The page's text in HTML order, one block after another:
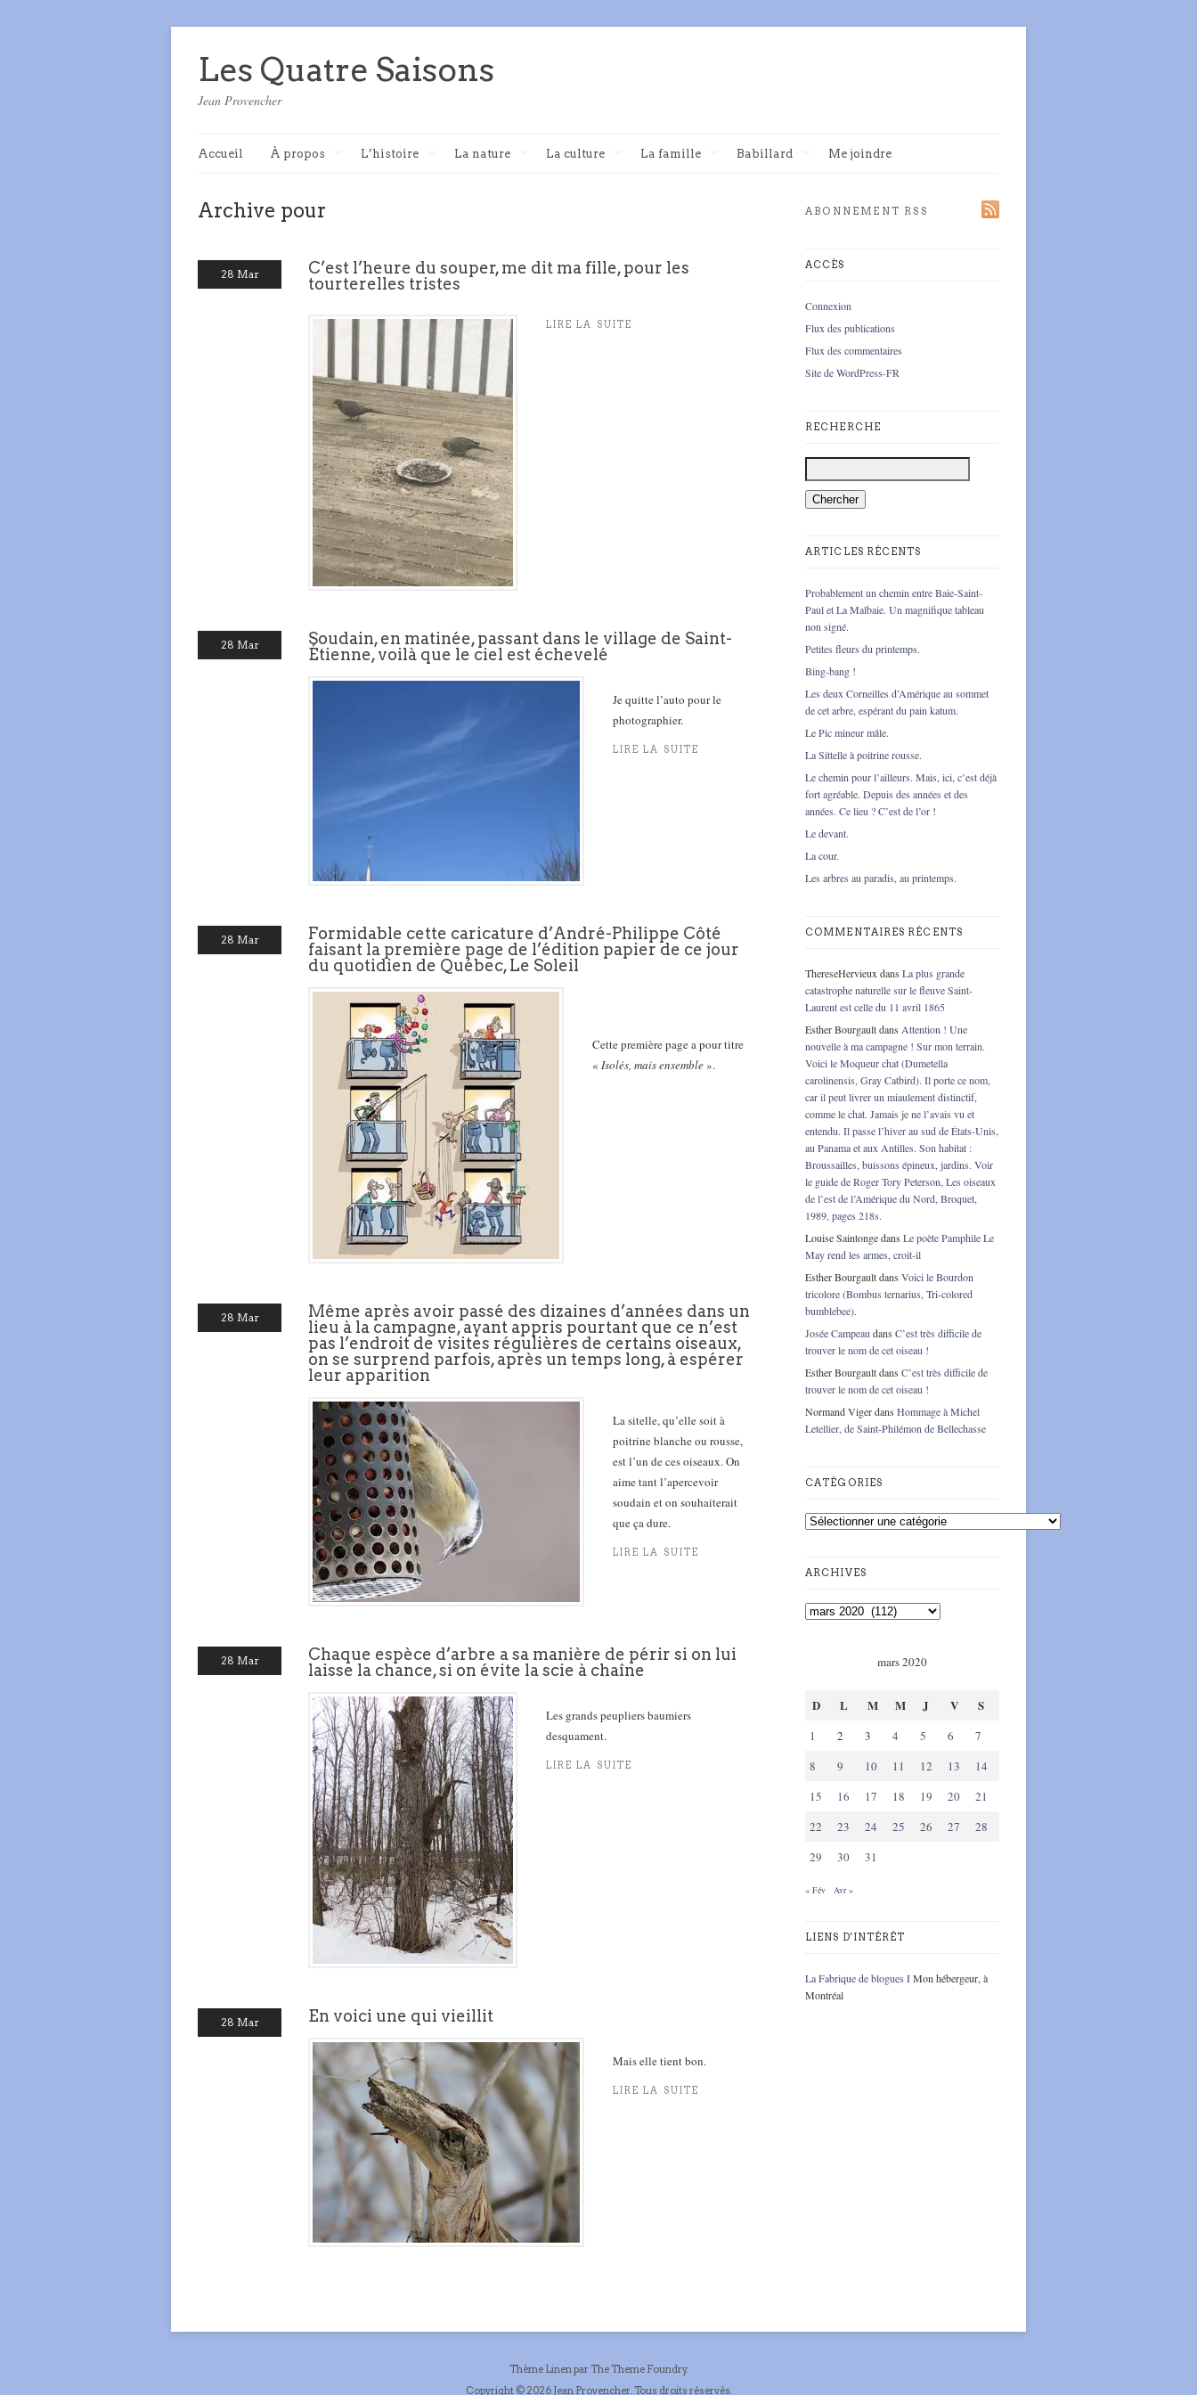
Les Quatre Saisons
Jean Provencher
Accueil À propos L’histoire La nature La culture La famille Babillard Me joindre
Archive pour
28 Mar
C’est l’heure du souper, me dit ma fille, pour les
tourterelles tristes
LIRE LA SUITE
28 Mar
Soudain, en matinée, passant dans le village de Saint-
Étienne, voilà que le ciel est échevelé
Je quitte l’auto pour le
photographier.
LIRE LA SUITE
28 Mar
Formidable cette caricature d’André-Philippe Côté
faisant la première page de l’édition papier de ce jour
du quotidien de Québec, Le Soleil
Cette première page a pour titre
« Isolés, mais ensemble».
28 Mar
Même après avoir passé des dizaines d’années dans un
lieu à la campagne, ayant appris pourtant que ce n’est
pas l’endroit de visites régulières de certains oiseaux,
on se surprend parfois, après un temps long, à espérer
leur apparition
La sitelle, qu’elle soit à
poitrine blanche ou rousse,
est l’un de ces oiseaux. On
aime tant l’apercevoir
soudain et on souhaiterait
que ça dure.
LIRE LA SUITE
28 Mar
Chaque espèce d’arbre a sa manière de périr si on lui
laisse la chance, si on évite la scie à chaîne
Les grands peupliers baumiers
desquament.
LIRE LA SUITE
28 Mar En voici une qui vieillit
Mais elle tient bon.
LIRE LA SUITE
ABONNEMENT RSS
ACCÈS
Connexion
Flux des publications
Flux des commentaires
Site de WordPress-FR
RECHERCHE
ARTICLES RÉCENTS
Probablement un chemin entre Baie-Saint-
Paul et La Malbaie. Un magnifique tableau
non signé.
Petites fleurs du printemps.
Bing-bang !
Les deux Corneilles d’Amérique au sommet
de cet arbre, espérant du pain katum.
Le Pic mineur mâle.
La Sittelle à poitrine rousse.
Le chemin pour l’ailleurs. Mais, ici, c’est déjà
fort agréable. Depuis des années et des
années. Ce lieu ? C’est de l’or !
Le devant.
La cour.
Les arbres au paradis, au printemps.
COMMENTAIRES RÉCENTS
ThereseHervieux dans La plus grande
catastrophe naturelle sur le fleuve Saint-
Laurent est celle du 11 avril 1865
Esther Bourgaultdans Attention ! Une
nouvelle à ma campagne ! Sur mon terrain.
Voici le Moqueur chat (Dumetella
carolinensis, Gray Catbird). Il porte ce nom,
car il peut livrer un miaulement distinctif,
comme le chat. Jamais je ne l’avais vu et
entendu. Il passe l’hiver au sud de États-Unis,
au Panama et aux Antilles. Son habitat :
Broussailles, buissons épineux, jardins. Voir
le guide de Roger Tory Peterson, Les oiseaux
de l’est de l’Amérique du Nord, Broquet,
1989, pages 218s.
Louise Saintongedans Le poète Pamphile Le
May rend les armes, croit-il
Esther Bourgaultdans Voici le Bourdon
tricolore (Bombus ternarius, Tri-colored
bumblebee).
Josée Campeau dans C’est très difficile de
trouver le nom de cet oiseau !
Esther Bourgaultdans C’est très difficile de
trouver le nom de cet oiseau !
Normand Vigerdans Hommage à Michel
Letellier, de Saint-Philémon de Bellechasse
CATÉGORIES
ARCHIVES
mars 2020
D L M M J V S
1 2 3 4 5 6
7
8
9 10 11 12 13
14
15
16 17 18 19 20
21
22
23 24 25 26 27
28
29
30 31
« Fév Avr »
LIENS D'INTÉRÊT
La Fabrique de blogues IMon hébergeur, à
Montréal
Thème Linenpar The Theme Foundry.
Copyright © 2026 Jean Provencher. Tous droits réservés.